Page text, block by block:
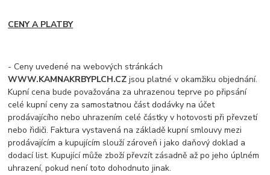
CENY A PLATBY
- Ceny uvedené na webových stránkách
WWW.KAMNAKRBYPLCH.CZ jsou platné v okamžiku objednání.
Kupní cena bude považována za uhrazenou teprve po připsání
celé kupní ceny za samostatnou část dodávky na účet
prodávajícího nebo uhrazením celé částky v hotovosti při převzetí
nebo řidiči. Faktura vystavená na základě kupní smlouvy mezi
prodávajícím a kupujícím slouží zároveň i jako daňový doklad a
dodací list. Kupující může zboží převzít zásadně až po jeho úplném
uhrazení, pokud není toto dohodnuto jinak.